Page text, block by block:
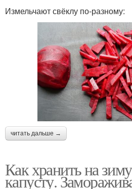
Измельчают свёклу по-разному:
читать дальше →
Как хранить на
капусту.